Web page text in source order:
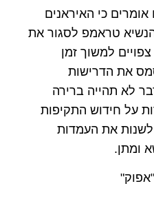
אומרים כי האיראנים
טראמפ לסגור את
למשוך זמן
את הדרישות
לא תהייה ברירה
על חידוש התקיפות
את העמדות
ומתן.